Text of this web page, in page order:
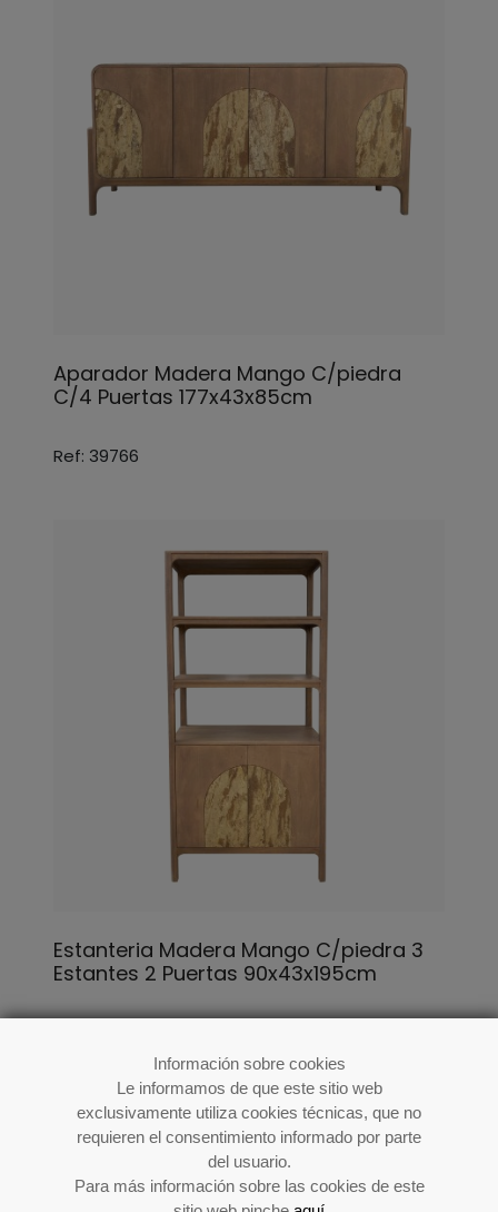
Información sobre cookies
Le informamos de que este sitio web
exclusivamente utiliza cookies técnicas, que no
requieren el consentimiento informado por parte
del usuario.
Para más información sobre las cookies de este
Aparador Madera Mango C/piedra
C/4 Puertas 177x43x85cm
Ref: 39766
Estanteria Madera Mango C/piedra 3
Estantes 2 Puertas 90x43x195cm